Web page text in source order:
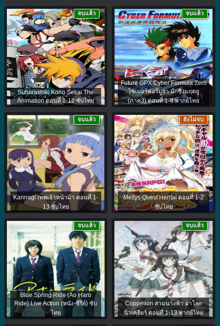
Subarashiki Kono Sekai The
Animation ตอนที่ 1-12 ซับไทย
จบแล้ว
Future GPX Cyber Formula Zero
ไซเบอร์ฟอร์มูล่า นักซิ่งมฤตยู
(ภาค3) ตอนที่ 1-8 พากย์ไทย
จบแล้ว
Kannagi เทพเจ้าหน้าม้า ตอนที่ 1-
13 ซับไทย
จบแล้ว
Meltys Quest Hentai ตอนที่ 1-2
ซับไทย
ยังไม่จบ
Blue Spring Ride (Ao Haru
Ride) Live Action (หนัง-ซีรีย์) ซับ
ไทย
จบแล้ว
Coppelion สามนางฟ้า ผ่าโลก
นิวเคลียร์ ตอนที่ 1-13 พากย์ไทย
จบแล้ว